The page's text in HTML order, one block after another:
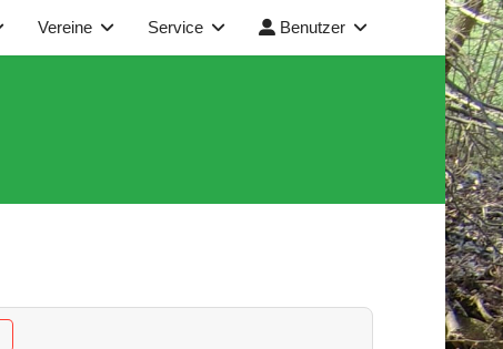
Vereine Service Benutzer